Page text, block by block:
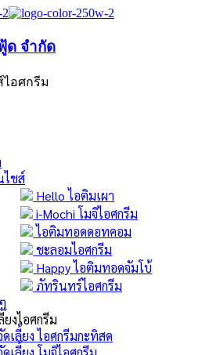
ด จำกัด
อศกรีม
ไชส์
Hello ไอติมเผา
i-Mochi โมจิไอศกรีม
ไอติมทอดดอทคอม
ชะลอมไอศกรีม
Happy ไอติมทอดจัมโบ้
ภัทรินทร์ไอศกรีม
ยงไอศกรีม
ดเลี้ยง ไอศกรีมกะทิสด